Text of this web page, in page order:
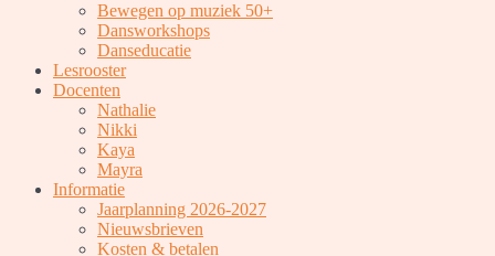
Bewegen op muziek 50+
Dansworkshops
Danseducatie
Lesrooster
Docenten
Nathalie
Nikki
Kaya
Mayra
Informatie
Jaarplanning 2026-2027
Nieuwsbrieven
Kosten & betalen